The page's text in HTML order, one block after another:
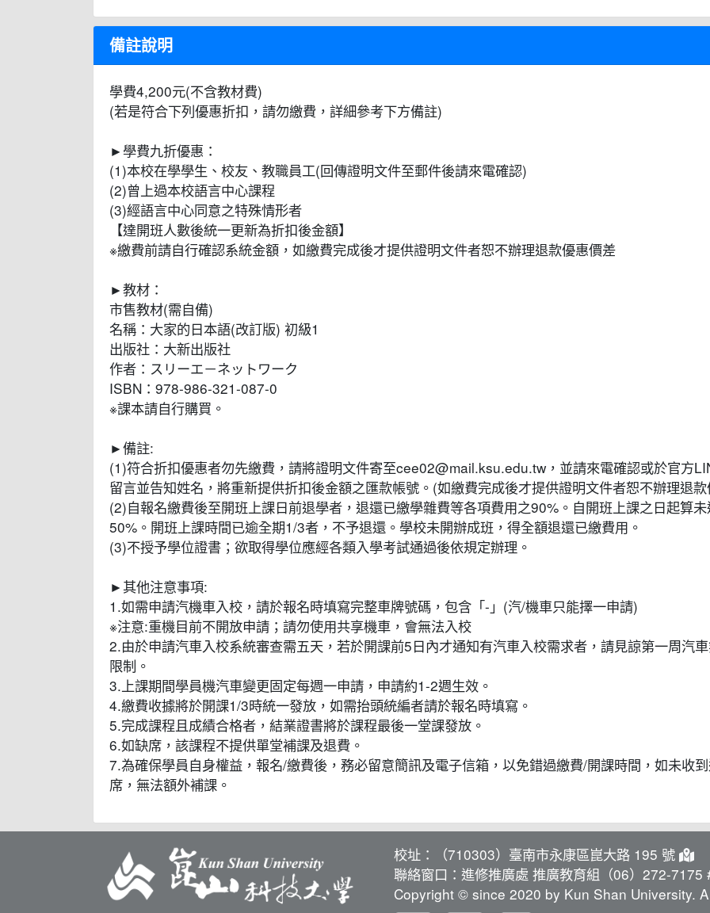
備註說明
學費4,200元(不含教材費)
(若是符合下列優惠折扣，請勿繳費，詳細參考下方備註)
►學費九折優惠：
(1)本校在學學生、校友、教職員工(回傳證明文件至郵件後請來電確認)
(2)曾上過本校語言中心課程
(3)經語言中心同意之特殊情形者
【達開班人數後統一更新為折扣後金額】
※繳費前請自行確認系統金額，如繳費完成後才提供證明文件者恕不辦理退款優惠價差
►教材：
市售教材(需自備)
名稱：大家的日本語(改訂版) 初級1
出版社：大新出版社
作者：スリーエ－ネットワーク
ISBN：978-986-321-087-0
※課本請自行購買。
►備註:
(1)符合折扣優惠者勿先繳費，請將證明文件寄至cee02@mail.ksu.edu.tw，並請來電確認或於官方
留言並告知姓名，將重新提供折扣後金額之匯款帳號。(如繳費完成後才提供證明文件者恕不辦理退
(2)自報名繳費後至開班上課日前退學者，退還已繳學雜費等各項費用之90%。自開班上課之日起算
50%。開班上課時間已逾全期1/3者，不予退還。學校未開辦成班，得全額退還已繳費用。
(3)不授予學位證書；欲取得學位應經各類入學考試通過後依規定辦理。
►其他注意事項:
1.如需申請汽機車入校，請於報名時填寫完整車牌號碼，包含「-」(汽/機車只能擇一申請)
※注意:重機目前不開放申請；請勿使用共享機車，會無法入校
2.由於申請汽車入校系統審查需五天，若於開課前5日內才通知有汽車入校需求者，請見諒第一周汽
限制。
3.上課期間學員機汽車變更固定每週一申請，申請約1-2週生效。
4.繳費收據將於開課1/3時統一發放，如需抬頭統編者請於報名時填寫。
5.完成課程且成績合格者，結業證書將於課程最後一堂課發放。
6.如缺席，該課程不提供單堂補課及退費。
7.為確保學員自身權益，報名/繳費後，務必留意簡訊及電子信箱，以免錯過繳費/開課時間，如未收
席，無法額外補課。
校址：（710303）臺南市永康區崑大路 195 號
聯絡窗口：進修推廣處 推廣教育組（06）272-7175
Copyright © since 2020 by Kun Shan University.